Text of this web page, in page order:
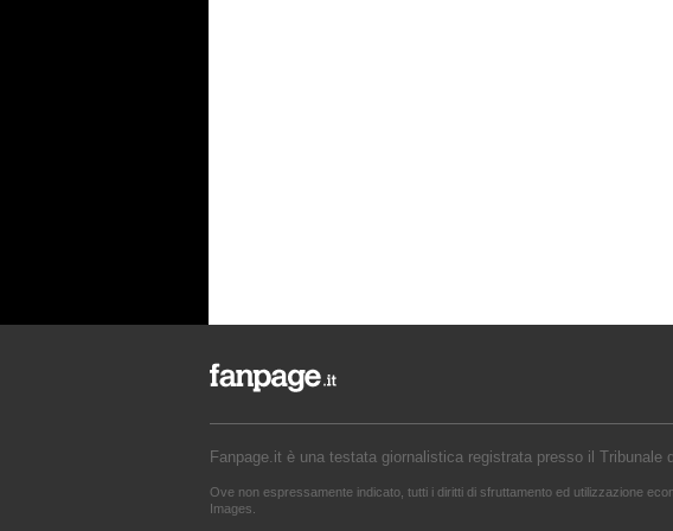
Fanpage.it è una testata giornalistica registrata presso il Tribunale
Ove non espressamente indicato, tutti i diritti di sfruttamento ed utilizzazione
Images.